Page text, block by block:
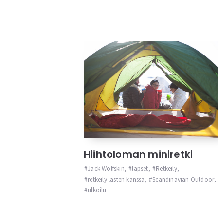
Hiihtoloman miniretki
Jack Wolfskin, lapset, Retkeily,
retkeily lasten kanssa, Scandinavian Outdoor,
ulkoilu